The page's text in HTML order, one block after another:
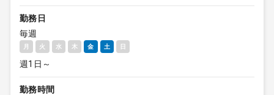
勤務日
毎週
月 火 水 木 金 土 日
週1日～
勤務時間